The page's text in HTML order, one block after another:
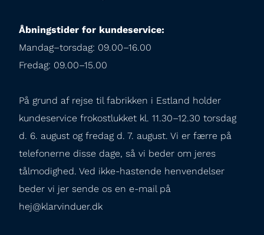
Åbningstider for kundeservice:
Mandag–torsdag: 09.00–16.00
Fredag: 09.00–15.00
På grund af rejse til fabrikken i Estland holder
kundeservice frokostlukket kl. 11.30–12.30 torsdag
d. 6. august og fredag d. 7. august. Vi er færre på
telefonerne disse dage, så vi beder om jeres
tålmodighed. Ved ikke-hastende henvendelser
beder vi jer sende os en e-mail på
hej@klarvinduer.dk